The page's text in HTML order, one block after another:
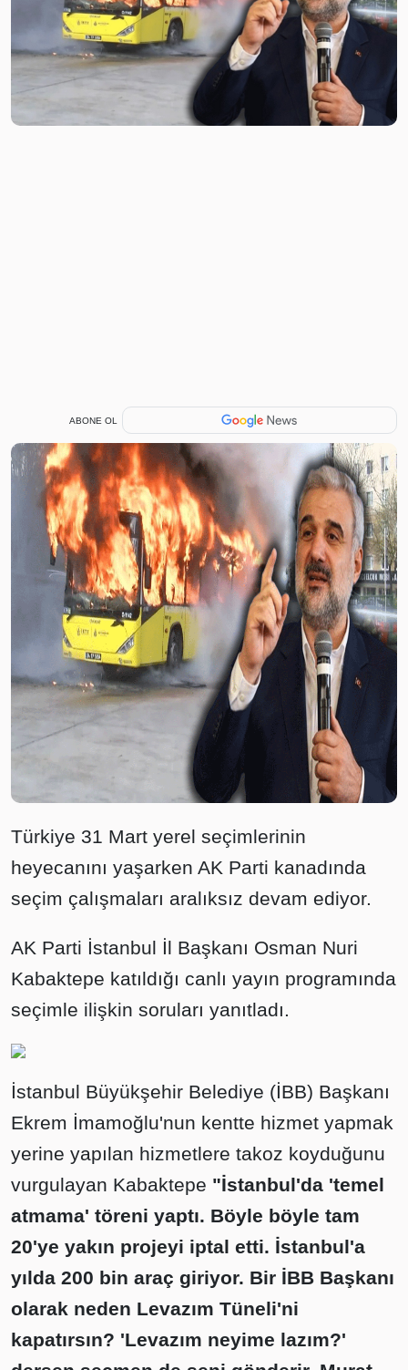
ABONE OL
Türkiye 31 Mart yerel seçimlerinin
heyecanını yaşarken AK Parti kanadında
seçim çalışmaları aralıksız devam ediyor.
AK Parti İstanbul İl Başkanı Osman Nuri
Kabaktepe katıldığı canlı yayın programında
seçimle ilişkin soruları yanıtladı.
İstanbul Büyükşehir Belediye (İBB) Başkanı
Ekrem İmamoğlu'nun kentte hizmet yapmak
yerine yapılan hizmetlere takoz koyduğunu
vurgulayan Kabaktepe "İstanbul'da 'temel
atmama' töreni yaptı. Böyle böyle tam
20'ye yakın projeyi iptal etti. İstanbul'a
yılda 200 bin araç giriyor. Bir İBB Başkanı
olarak neden Levazım Tüneli'ni
kapatırsın? 'Levazım neyime lazım?'